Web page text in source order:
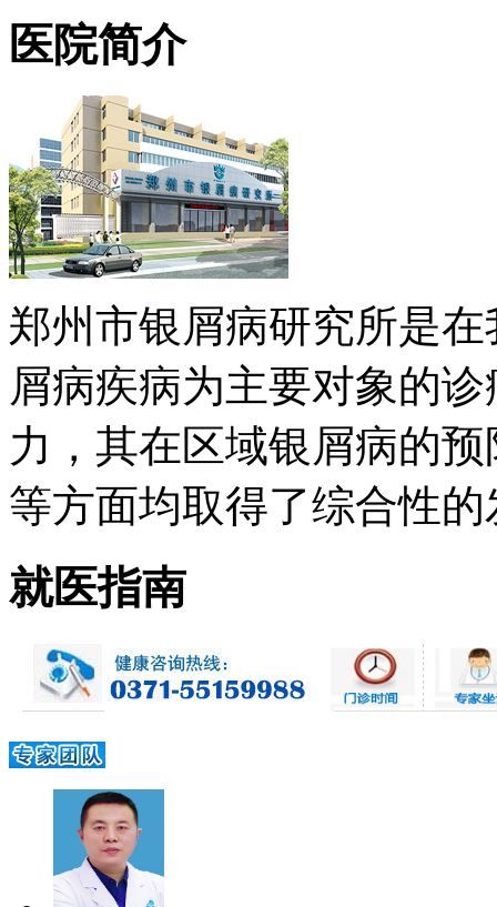
医院简介
郑州市银屑病研究所是
屑病疾病为主要对象的
力，其在区域银屑病的
等方面均取得了综合性的
就医指南